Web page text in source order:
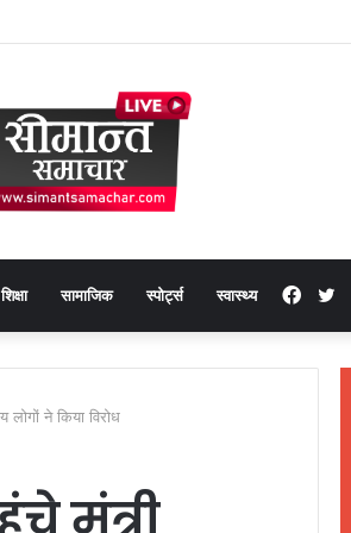
शिक्षा सामाजिक स्पोर्ट्स स्वास्थ्य
लोगों ने किया विरोध